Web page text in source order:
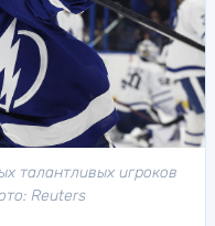
талантливых игроков
Reuters